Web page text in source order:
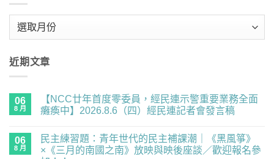
近期文章
06
8 月
【NCC廿年首度零委員，經民連示警重要業務全面
癱瘓中】2026.8.6（四）經民連記者會發言稿
廿
首
留
言
06
8 月
民主練習題：青年世代的民主補課潮｜《黑風箏》
×《三月的南國之南》放映與映後座談／歡迎報名參